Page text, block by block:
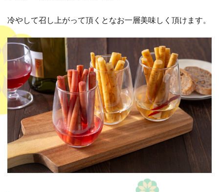
冷やして召し上がって頂くとなお一層美味しく頂けます。